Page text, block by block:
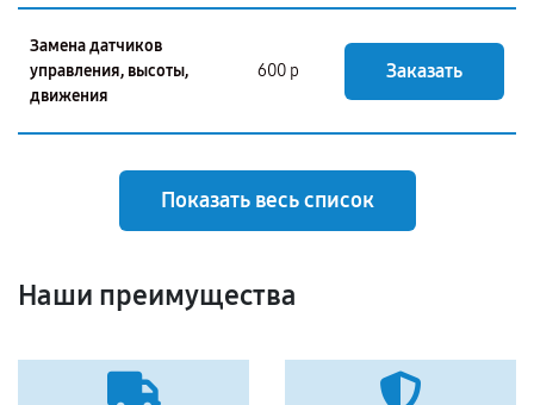
Замена датчиков
управления, высоты,
движения
600 р Заказать
Показать весь список
Наши преимущества